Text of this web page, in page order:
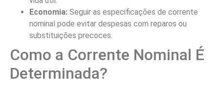
Economia: Seguir as especificações de corrente
nominal pode evitar despesas com reparos ou
substituições precoces.
Como a Corrente Nominal É
Determinada?